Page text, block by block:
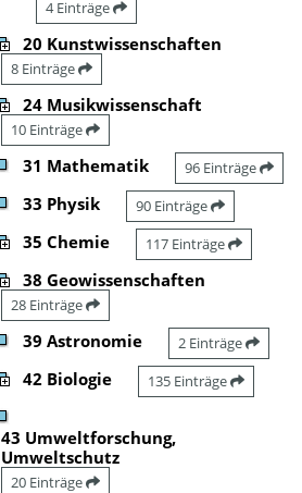
4 Einträge
20 Kunstwissenschaften
8 Einträge
24 Musikwissenschaft
10 Einträge
31 Mathematik 96 Einträge
33 Physik 90 Einträge
35 Chemie 117 Einträge
38 Geowissenschaften
28 Einträge
39 Astronomie 2 Einträge
42 Biologie 135 Einträge
43 Umweltforschung,
Umweltschutz
20 Einträge